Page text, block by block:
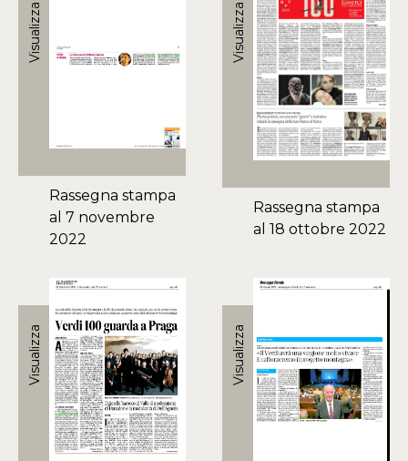
Visualizza
Rassegna stampa
al 7 novembre
2022
Visualizza
Rassegna stampa
al 18 ottobre 2022
Visualizza Visualizza